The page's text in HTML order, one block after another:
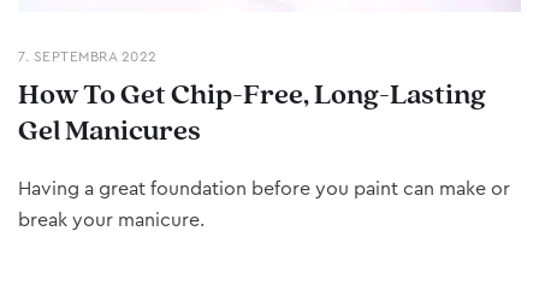
7. SEPTEMBRA 2022
How To Get Chip-Free, Long-Lasting
Gel Manicures
Having a great foundation before you paint can make or
break your manicure.